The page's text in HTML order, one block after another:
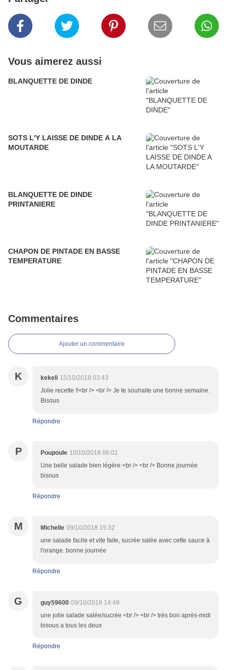
Vous aimerez aussi
BLANQUETTE DE DINDE
SOTS L'Y LAISSE DE DINDE A LA
MOUTARDE
BLANQUETTE DE DINDE
PRINTANIERE
CHAPON DE PINTADE EN BASSE
TEMPERATURE
Commentaires
Ajouter un commentaire
K kekeli 15/10/2018 03:43
Jolie recette !!<br /> <br /> Je te souhaite une bonne semaine.
Bisous
Répondre
P Poupoule 10/10/2018 06:01
Une belle salade bien légère <br /> <br /> Bonne journée
bisous
Répondre
M Michelle 09/10/2018 15:32
une salade facile et vite faite, sucrée salée avec cette sauce à
l'orange. bonne journée
Répondre
G guy59600 09/10/2018 14:49
une jolie salade salée/sucrée <br /> <br /> très bon après-midi
bisous a tous les deux
Répondre